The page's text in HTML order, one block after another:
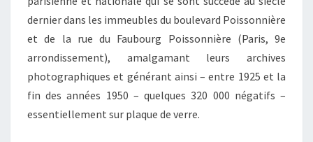
dernier dans les immeubles du boulevard Poissonnière
et de la rue du Faubourg Poissonnière (Paris, 9e
arrondissement), amalgamant leurs archives
photographiques et générant ainsi – entre 1925 et la
fin des années 1950 – quelques 320 000 négatifs –
essentiellement sur plaque de verre.